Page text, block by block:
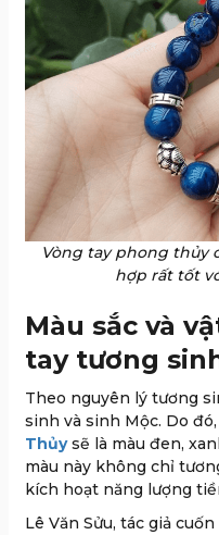
Vòng tay phong thủy
hợp rất tốt
Màu sắc và
tay tương
Theo nguyên lý tương
sinh và sinh Mộc. Do đó,
Thủysẽ là màu đen,
màu này không chỉ
kích hoạt năng lượng
Lê Văn Sửu, tác giả